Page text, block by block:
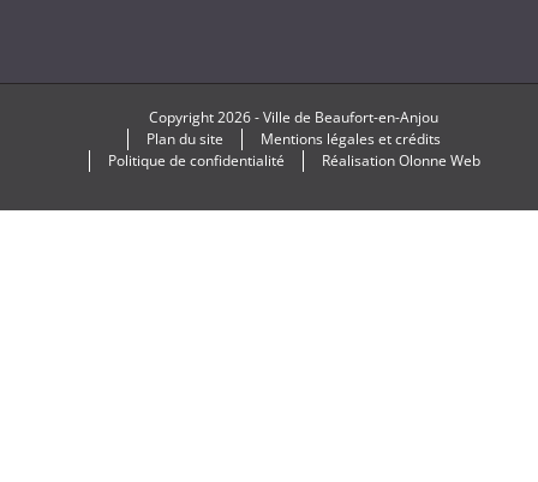
Copyright2026 -Ville de Beaufort-en-Anjou
Plan du site
Mentions légales et crédits
Politique de confidentialité
RéalisationOlonne Web